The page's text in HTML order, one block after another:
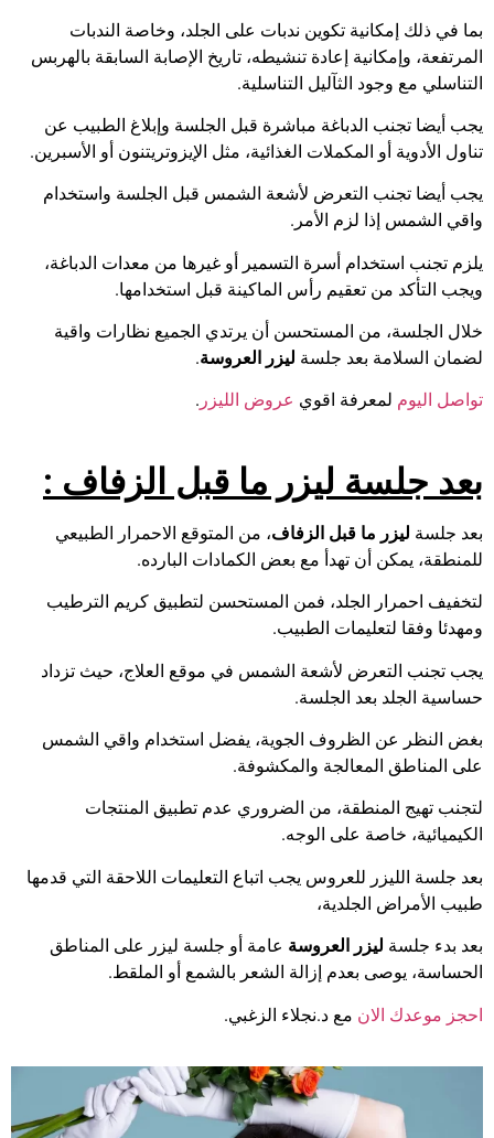
بما في ذلك إمكانية تكوين ندبات على الجلد، وخاصة الندبات
المرتفعة، وإمكانية إعادة تنشيطه، تاريخ الإصابة السابقة بالهربس
التناسلي مع وجود الثآليل التناسلية.
يجب أيضا تجنب الدباغة مباشرة قبل الجلسة وإبلاغ الطبيب عن
تناول الأدوية أو المكملات الغذائية، مثل الإيزوتريتنون أو الأسبرين.
يجب أيضا تجنب التعرض لأشعة الشمس قبل الجلسة واستخدام
واقي الشمس إذا لزم الأمر.
يلزم تجنب استخدام أسرة التسمير أو غيرها من معدات الدباغة،
ويجب التأكد من تعقيم رأس الماكينة قبل استخدامها.
خلال الجلسة، من المستحسن أن يرتدي الجميع نظارات واقية
لضمان السلامة بعد جلسة ليزر العروسة.
تواصل اليوم لمعرفة اقوي عروض الليزر .
بعد جلسة ليزر ما قبل الزفاف :
بعد جلسة ليزر ما قبل الزفاف، من المتوقع الاحمرار الطبيعي
للمنطقة، يمكن أن تهدأ مع بعض الكمادات البارده.
لتخفيف احمرار الجلد، فمن المستحسن لتطبيق كريم الترطيب
ومهدئا وفقا لتعليمات الطبيب.
يجب تجنب التعرض لأشعة الشمس في موقع العلاج، حيث تزداد
حساسية الجلد بعد الجلسة.
بغض النظر عن الظروف الجوية، يفضل استخدام واقي الشمس
على المناطق المعالجة والمكشوفة.
لتجنب تهيج المنطقة، من الضروري عدم تطبيق المنتجات
الكيميائية، خاصة على الوجه.
بعد جلسة الليزر للعروس يجب اتباع التعليمات اللاحقة التي قدمها
طبيب الأمراض الجلدية،
بعد بدء جلسة ليزر العروسة عامة أو جلسة ليزر على المناطق
الحساسة، يوصى بعدم إزالة الشعر بالشمع أو الملقط.
احجز موعدك الان مع د.نجلاء الزغبي.